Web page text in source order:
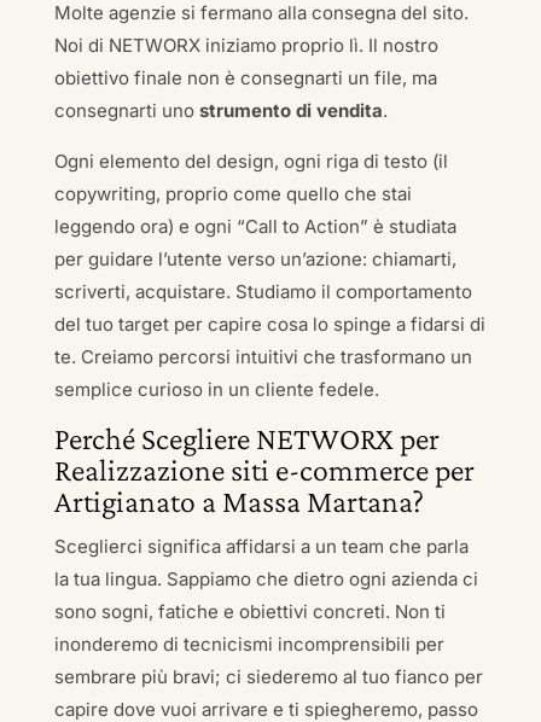
Molte agenzie si fermano alla consegna del sito.
Noi di NETWORX iniziamo proprio lì. Il nostro
obiettivo finale non è consegnarti un file, ma
consegnarti uno strumento di vendita.
Ogni elemento del design, ogni riga di testo (il
copywriting, proprio come quello che stai
leggendo ora) e ogni “Call to Action” è studiata
per guidare l’utente verso un’azione: chiamarti,
scriverti, acquistare. Studiamo il comportamento
del tuo target per capire cosa lo spinge a fidarsi di
te. Creiamo percorsi intuitivi che trasformano un
semplice curioso in un cliente fedele.
Perché Scegliere NETWORX per
Realizzazione siti e-commerce per
Artigianato a Massa Martana?
Sceglierci significa affidarsi a un team che parla
la tua lingua. Sappiamo che dietro ogni azienda ci
sono sogni, fatiche e obiettivi concreti. Non ti
inonderemo di tecnicismi incomprensibili per
sembrare più bravi; ci siederemo al tuo fianco per
capire dove vuoi arrivare e ti spiegheremo, passo